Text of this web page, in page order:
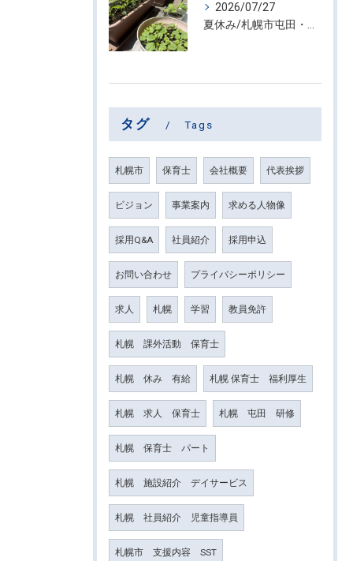
2026/07/27
タグ Tags
札幌市 保育士 会社概要 代表挨拶
ビジョン 事業案内 求める人物像
採用Q&A 社員紹介 採用申込
お問い合わせ プライバシーポリシー
求人 札幌 学習 教員免許
札幌 課外活動 保育士
札幌 休み 有給 札幌 保育士 福利厚生
札幌 求人 保育士 札幌 屯田 研修
札幌 保育士 パート
札幌 施設紹介 デイサービス
札幌 社員紹介 児童指導員
札幌市 支援内容 SST